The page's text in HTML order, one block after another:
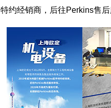
特约经销商，后往Perkins售